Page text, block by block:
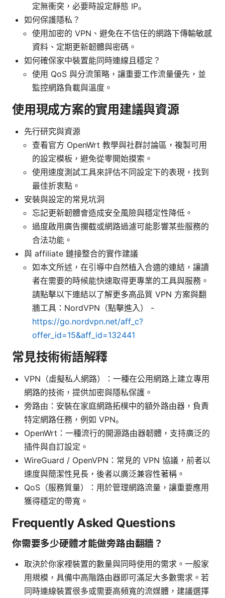
定無衝突，必要時設定靜態 IP。
如何保護隱私？
使用加密的 VPN、避免在不信任的網路下傳輸敏感
資料、定期更新韌體與密碼。
如何確保家中裝置能同時連線且穩定？
使用 QoS 與分流策略，讓重要工作流量優先，並
監控網路負載與溫度。
使用現成方案的實用建議與資源
先行研究與資源
查看官方 OpenWrt 教學與社群討論區，複製可用
的設定模板，避免從零開始摸索。
使用速度測試工具來評估不同設定下的表現，找到
最佳折衷點。
安裝與設定的常見坑洞
忘記更新韌體會造成安全風險與穩定性降低。
過度啟用廣告攔截或網路過濾可能影響某些服務的
合法功能。
與 affiliate 鏈接整合的實作建議
如本文所述，在引導中自然植入合適的連結，讓讀
者在需要的時候能快速取得更專業的工具與服務。
請點擊以下連結以了解更多高品質 VPN 方案與翻
牆工具：NordVPN（點擊進入） -
https://go.nordvpn.net/aff_c?
offer_id=15&aff_id=132441
常見技術術語解釋
VPN（虛擬私人網路）：一種在公用網路上建立專用
網路的技術，提供加密與隱私保護。
旁路由：安裝在家庭網路拓樸中的額外路由器，負責
特定網路任務，例如 VPN。
OpenWrt：一種流行的開源路由器韌體，支持廣泛的
插件與自訂設定。
WireGuard / OpenVPN：常見的 VPN 協議，前者以
速度與簡潔性見長，後者以廣泛兼容性著稱。
QoS（服務質量）：用於管理網路流量，讓重要應用
獲得穩定的帶寬。
Frequently Asked Questions
你需要多少硬體才能做旁路由翻牆？
取決於你家裡裝置的數量與同時使用的需求。一般家
用規模，具備中高階路由器即可滿足大多數需求。若
同時連線裝置很多或需要高頻寬的流媒體，建議選擇